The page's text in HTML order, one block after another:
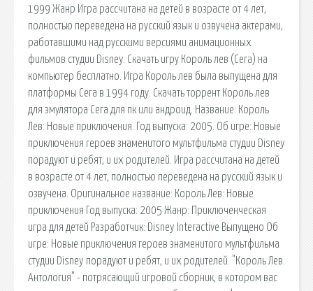
1999 Жанр Игра рассчитана на детей в возрасте от 4 лет,
полностью переведена на русский язык и озвучена актерами,
работавшими над русскими версиями анимационных
фильмов студии Disney. Скачать игру Король лев (Сега) на
компьютер бесплатно. Игра Король лев была выпущена для
платформы Сега в 1994 году. Скачать торрент Король лев
для эмулятора Сега для пк или андроид. Название: Король
Лев: Новые приключения. Год выпуска: 2005. Об игре: Новые
приключения героев знаменитого мультфильма студии Disney
порадуют и ребят, и их родителей. Игра рассчитана на детей
в возрасте от 4 лет, полностью переведена на русский язык и
озвучена. Оригинальное название: Король Лев: Новые
приключения Год выпуска: 2005 Жанр: Приключенческая
игра для детей Разработчик: Disney Interactive Выпущено Об
игре: Новые приключения героев знаменитого мультфильма
студии Disney порадуют и ребят, и их родителей. "Король Лев:
Антология" - потрясающий игровой сборник, в котором вас